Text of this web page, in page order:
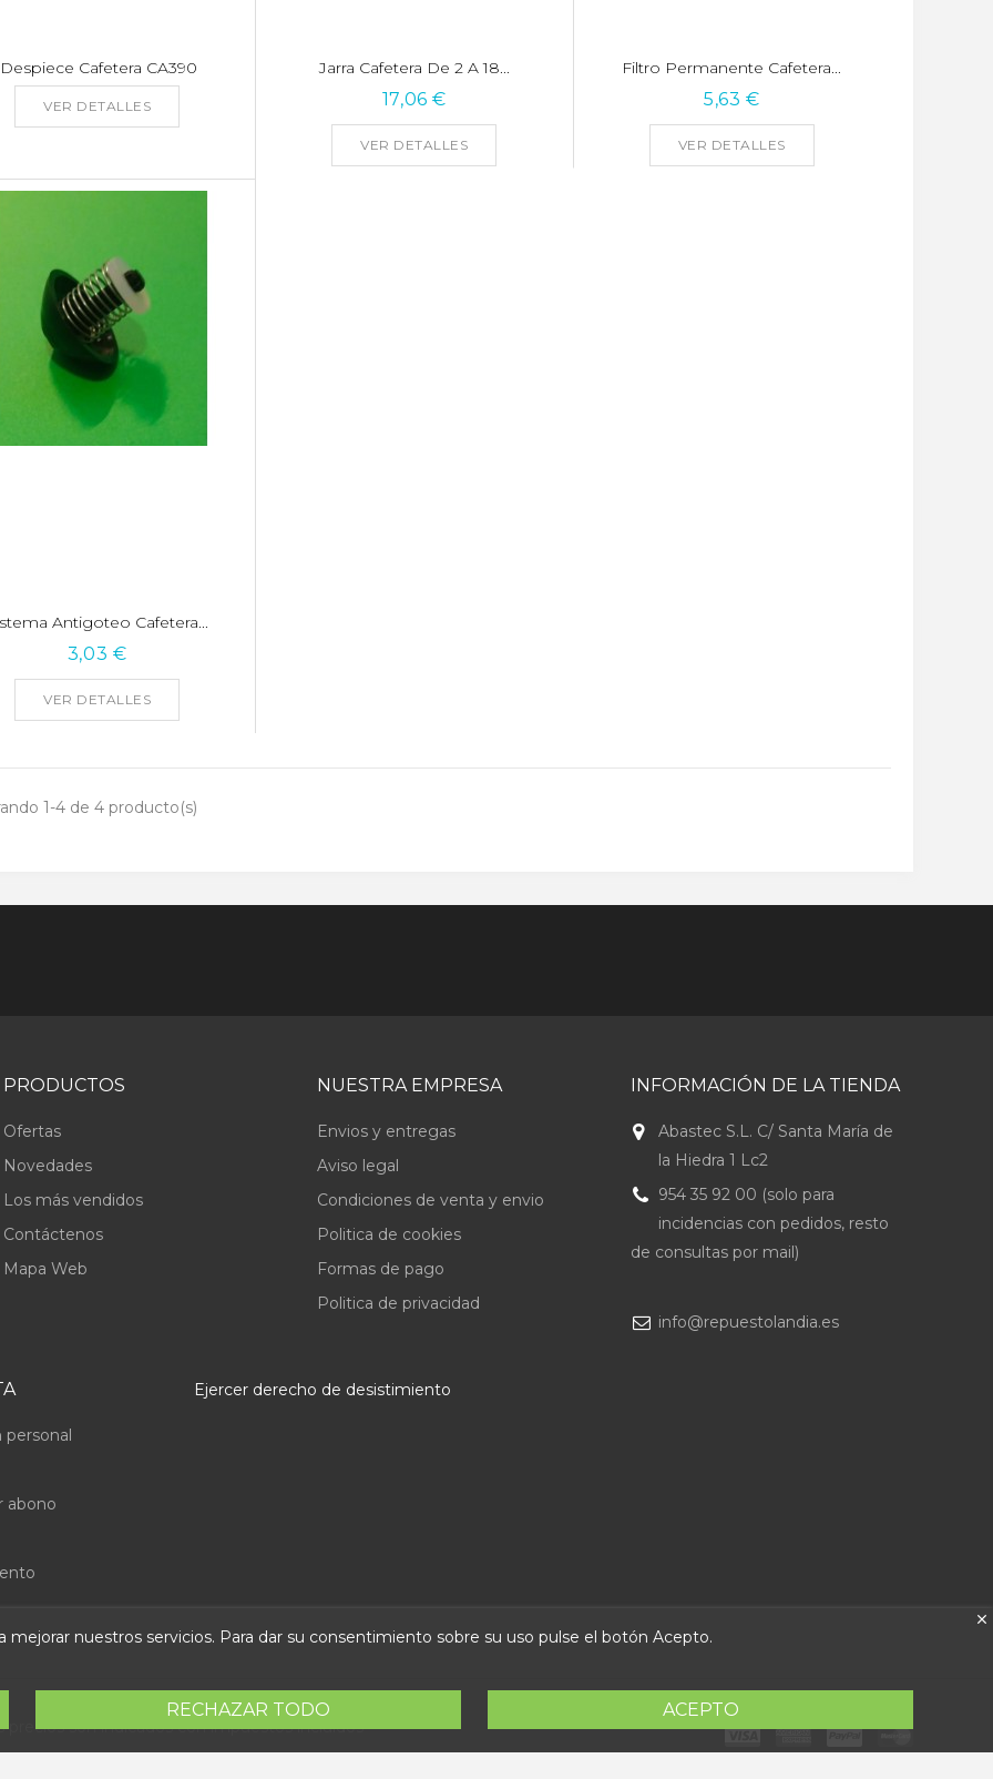
Cafetera CA390
VER DETALLES
Jarra Cafetera De 2 A 18...
17,06 €
VER DETALLES
Filtro Permanente Cafetera...
5,63 €
VER DETALLES
Antigoteo Cafetera...
3,03 €
VER DETALLES
1-4 de 4 producto(s)
PRODUCTOS
Ofertas
Novedades
Los más vendidos
Contáctenos
Mapa Web
NUESTRA EMPRESA
Envios y entregas
Aviso legal
Condiciones de venta y envio
Politica de cookies
Formas de pago
Politica de privacidad
INFORMACIÓN DE LA TIENDA
Abastec S.L. C/ Santa María de
la Hiedra 1 Lc2
954 35 92 00 (solo para
incidencias con pedidos, resto
de consultas por mail)
info@repuestolandia.es
nuestros servicios. Para dar su consentimiento sobre su uso pulse el botón Acepto.
RECHAZAR TODO ACEPTO
abono
Ejercer derecho de desistimiento
precios son indicados con impuestos incluidos